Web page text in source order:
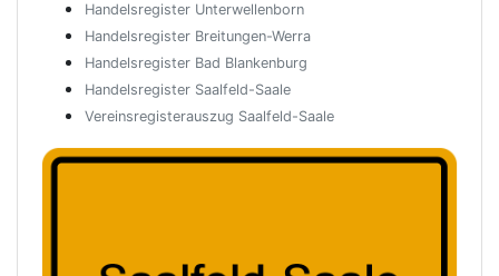
Handelsregister Unterwellenborn
Handelsregister Breitungen-Werra
Handelsregister Bad Blankenburg
Handelsregister Saalfeld-Saale
Vereinsregisterauszug Saalfeld-Saale